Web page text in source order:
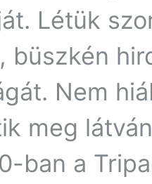
Létük
büszkén
Nem
meg
ban a